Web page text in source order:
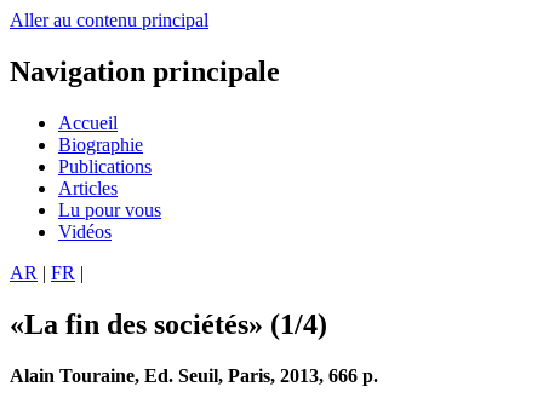
Aller au contenu principal
Navigation principale
Accueil
Biographie
Publications
Articles
Lu pour vous
Vidéos
AR | FR |
«La fin des sociétés» (1/4)
Alain Touraine, Ed. Seuil, Paris, 2013, 666 p.